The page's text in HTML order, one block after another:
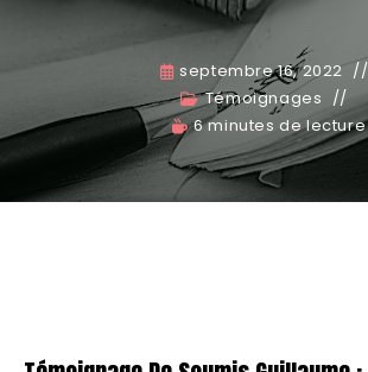
septembre 16, 2022
Témoignages
6 minutes de lecture